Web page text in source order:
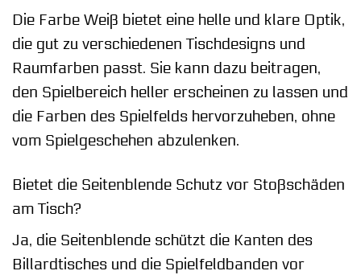
Die Farbe Weiß bietet eine helle und klare Optik,
die gut zu verschiedenen Tischdesigns und
Raumfarben passt. Sie kann dazu beitragen,
den Spielbereich heller erscheinen zu lassen und
die Farben des Spielfelds hervorzuheben, ohne
vom Spielgeschehen abzulenken.
Bietet die Seitenblende Schutz vor Stoßschäden
am Tisch?
Ja, die Seitenblende schützt die Kanten des
Billardtisches und die Spielfeldbanden vor